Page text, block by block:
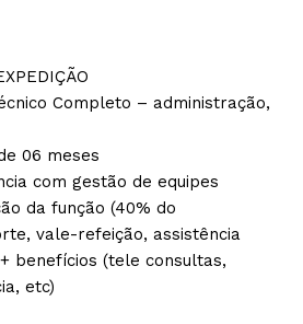
Completo – administração,
06 meses
com gestão de equipes
da função (40% do
vale-refeição, assistência
benefícios (tele consultas,
etc)